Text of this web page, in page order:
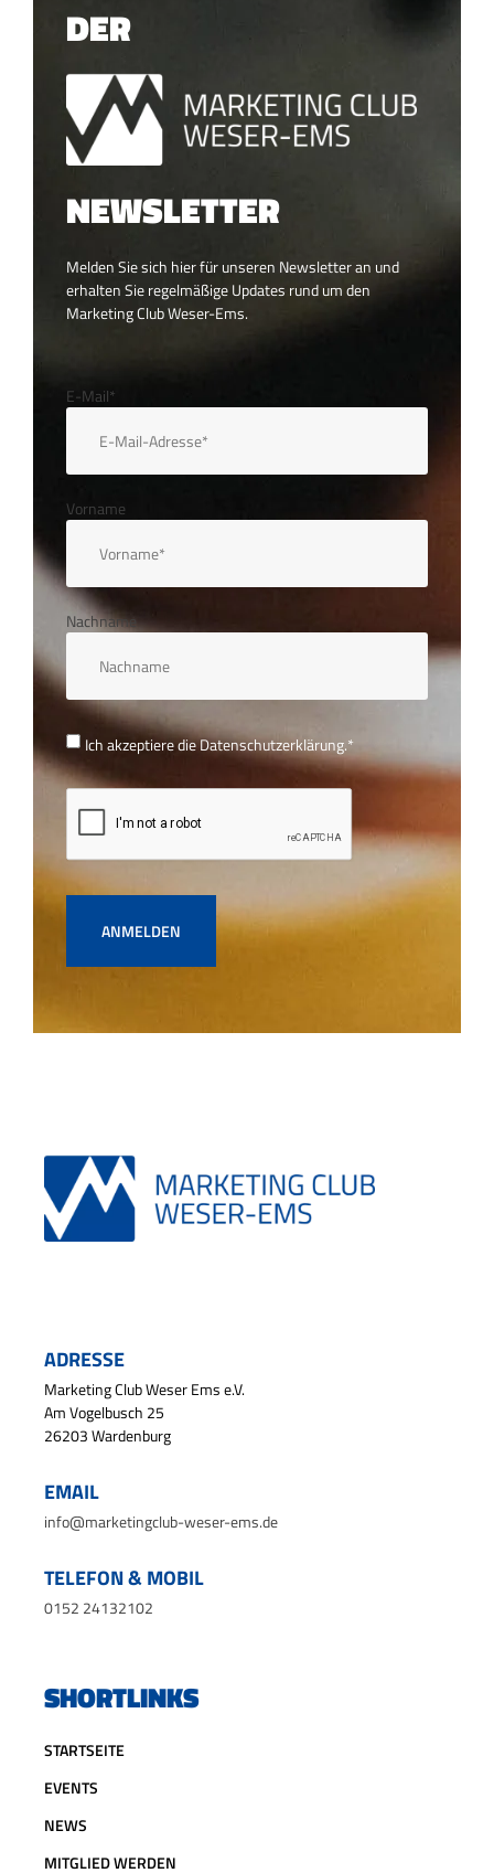
DER
NEWSLETTER
Melden Sie sich hier für unseren Newsletter an und
erhalten Sie regelmäßige Updates rund um den
Marketing Club Weser-Ems.
E-Mail*
Vorname
Nachname
Ich akzeptiere dieDatenschutzerklärung.*
ANMELDEN
ADRESSE
Marketing Club Weser Ems e.V.
Am Vogelbusch 25
26203 Wardenburg
EMAIL
info@marketingclub-weser-ems.de
TELEFON & MOBIL
0152 24132102
SHORTLINKS
STARTSEITE
EVENTS
NEWS
MITGLIED WERDEN